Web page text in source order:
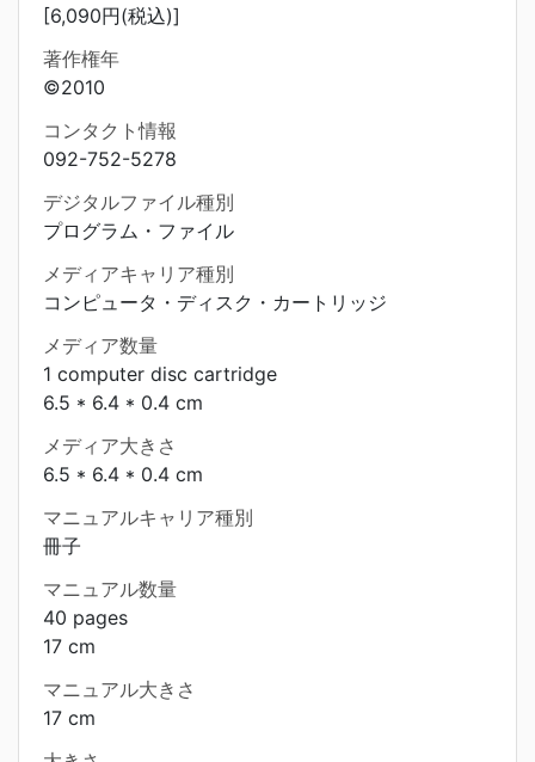
[6,090円(税込)]
著作権年
©2010
コンタクト情報
092-752-5278
デジタルファイル種別
プログラム・ファイル
メディアキャリア種別
コンピュータ・ディスク・カートリッジ
メディア数量
1 computer disc cartridge
6.5 * 6.4 * 0.4 cm
メディア大きさ
6.5 * 6.4 * 0.4 cm
マニュアルキャリア種別
冊子
マニュアル数量
40 pages
17 cm
マニュアル大きさ
17 cm